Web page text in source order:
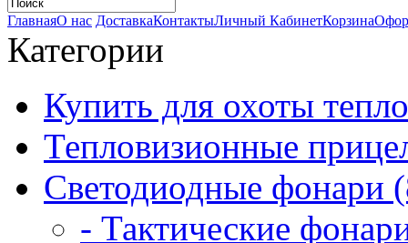
ГлавнаяО нас ДоставкаКонтактыЛичный КабинетКорзина
Категории
Купить для охоты
Тепловизионные
Светодиодные фонари
- Тактические